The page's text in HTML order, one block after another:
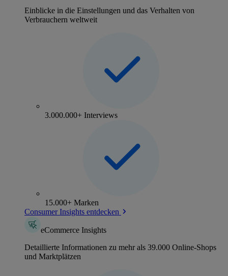
Einblicke in die Einstellungen und das Verhalten von
Verbrauchern weltweit
3.000.000+ Interviews
15.000+ Marken
Consumer Insights entdecken
eCommerce Insights
Detaillierte Informationen zu mehr als 39.000 Online-Shops
und Marktplätzen